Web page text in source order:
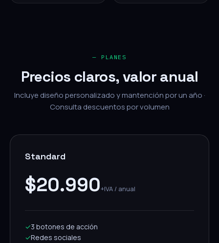
— PLANES
Precios claros, valor anual
Incluye diseño personalizado y mantención por un año ·
Consulta descuentos por volumen
Standard
$20.990+IVA / anual
✓3 botones de acción
✓Redes sociales